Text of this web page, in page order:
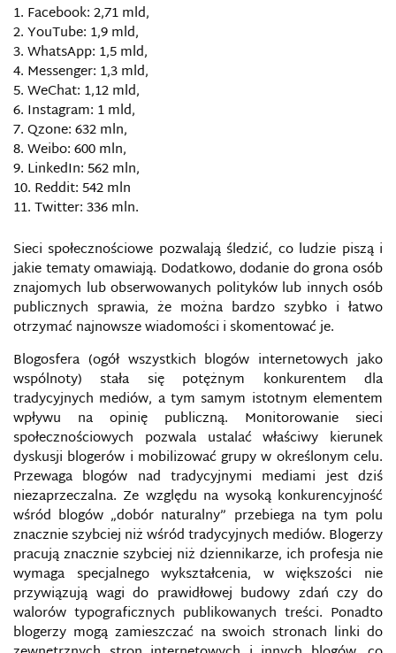
Facebook: 2,71 mld,
YouTube: 1,9 mld,
WhatsApp: 1,5 mld,
Messenger: 1,3 mld,
WeChat: 1,12 mld,
Instagram: 1 mld,
Qzone: 632 mln,
Weibo: 600 mln,
LinkedIn: 562 mln,
Reddit: 542 mln
Twitter: 336 mln.
Sieci społecznościowe pozwalają śledzić, co ludzie piszą i
jakie tematy omawiają. Dodatkowo, dodanie do grona osób
znajomych lub obserwowanych polityków lub innych osób
publicznych sprawia, że można bardzo szybko i łatwo
otrzymać najnowsze wiadomości i skomentować je.
Blogosfera (ogół wszystkich blogów internetowych jako
wspólnoty) stała się potężnym konkurentem dla
tradycyjnych mediów, a tym samym istotnym elementem
wpływu na opinię publiczną. Monitorowanie sieci
społecznościowych pozwala ustalać właściwy kierunek
dyskusji blogerów i mobilizować grupy w określonym celu.
Przewaga blogów nad tradycyjnymi mediami jest dziś
niezaprzeczalna. Ze względu na wysoką konkurencyjność
wśród blogów „dobór naturalny” przebiega na tym polu
znacznie szybciej niż wśród tradycyjnych mediów. Blogerzy
pracują znacznie szybciej niż dziennikarze, ich profesja nie
wymaga specjalnego wykształcenia, w większości nie
przywiązują wagi do prawidłowej budowy zdań czy do
walorów typograficznych publikowanych treści. Ponadto
blogerzy mogą zamieszczać na swoich stronach linki do
BEZPIECZEŃSTWO INFORMACJI WOJSKOWEJ
BEZPIECZEŃSTWO INFORMACYJNE
BEZPIECZEŃSTWO MEDIALNE
BEZPIECZEŃSTWO
TELEINFORMATYCZNE/TELEINFORMACYJNE
BEZPIECZEŃSTWO W KAMPANIACH WYBORCZYCH
W INTERNECIE
BEZPIECZEŃSTWO W MEDIACH
SPOŁECZNOŚCIOWYCH
BEZPIECZEŃSTWO W SIECI
BIAŁA, SZARA I CZARNA PROPAGANDA
BIAŁY WYWIAD
BIG DATA
BITWA WIELOOBSZAROWA
BIURO INFORMACJI I PRASY NATO
BLOKADA INFORMACYJNA
BOTNET